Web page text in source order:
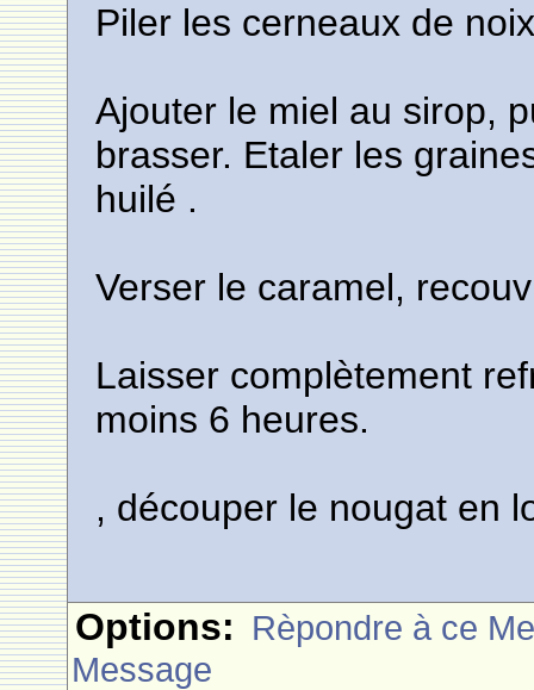
Piler les cerneaux de
Ajouter le miel au sirop,
brasser. Etaler les
huilé .
Verser le caramel,
Laisser complètement
moins 6 heures.
, découper le nougat en
Options: Rèpondre à ce
Message